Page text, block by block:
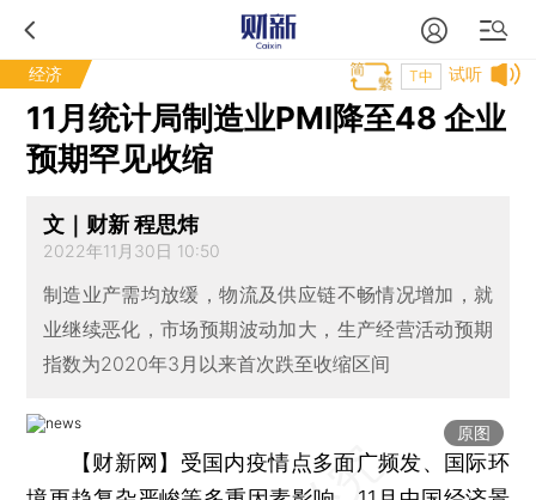
经济 试听
T中
11月统计局制造业PMI降至48 企业
预期罕见收缩
文｜财新 程思炜
2022年11月30日 10:50
制造业产需均放缓，物流及供应链不畅情况增加，就
业继续恶化，市场预期波动加大，生产经营活动预期
指数为2020年3月以来首次跌至收缩区间
原图
【财新网】 受国内疫情点多面广频发、国际环